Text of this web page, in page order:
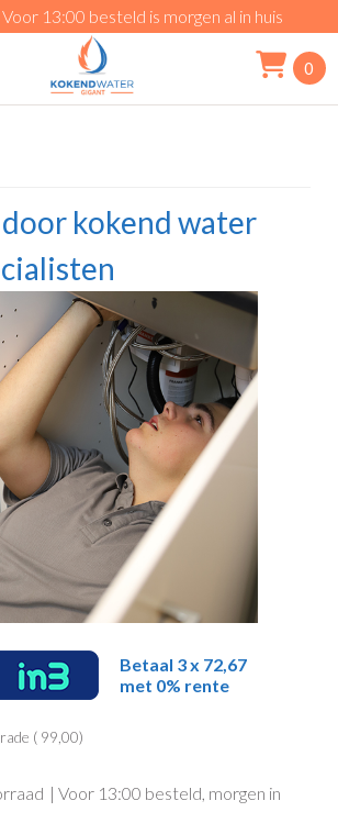
13:00 besteld is morgen al in huis
0
kokend water
Betaal 3 x 72,67
met 0% rente
( 99,00)
| Voor 13:00 besteld, morgen in